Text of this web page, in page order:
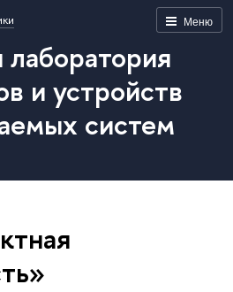
Меню
лаборатория
и устройств
систем